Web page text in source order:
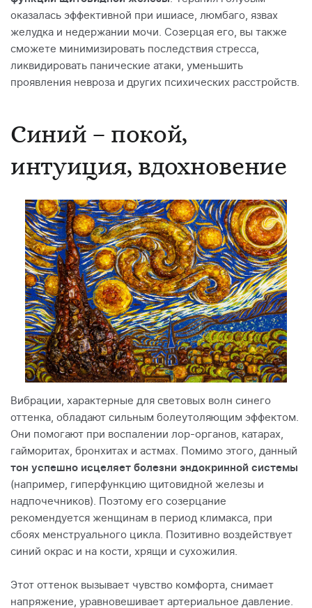
оказалась эффективной при ишиасе, люмбаго, язвах
желудка и недержании мочи. Созерцая его, вы также
сможете минимизировать последствия стресса,
ликвидировать панические атаки, уменьшить
проявления невроза и других психических расстройств.
Синий – покой,
интуиция, вдохновение
Вибрации, характерные для световых волн синего
оттенка, обладают сильным болеутоляющим эффектом.
Они помогают при воспалении лор-органов, катарах,
гайморитах, бронхитах и астмах. Помимо этого, данный
тон успешно исцеляет болезни эндокринной системы
(например, гиперфункцию щитовидной железы и
надпочечников). Поэтому его созерцание
рекомендуется женщинам в период климакса, при
сбоях менструального цикла. Позитивно воздействует
синий окрас и на кости, хрящи и сухожилия.
Этот оттенок вызывает чувство комфорта, снимает
напряжение, уравновешивает артериальное давление.